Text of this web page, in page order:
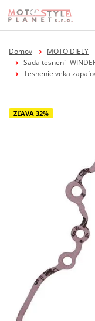
Domov MOTO DIELY
Sada tesnení -
Tesnenie veka
ZĽAVA 32%